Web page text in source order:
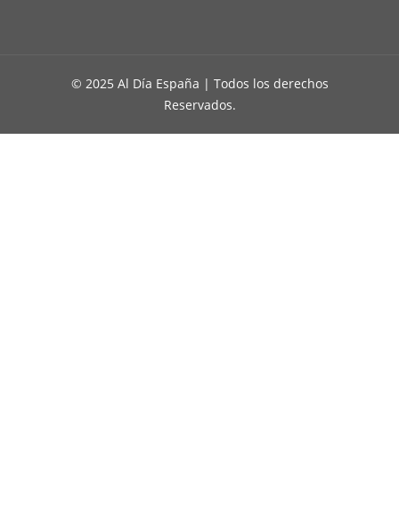
© 2025 Al Día España | Todos los derechos
Reservados.